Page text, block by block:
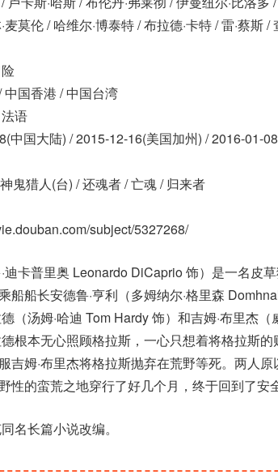
麦莫伦 / 哈维尔·博泰特 / 布拉德·卡特 / 雷·蔡斯 /
中国香港 / 中国台湾
语
中国大陆) / 2015-12-16(美国加州) / 2016-01-
鬼猎人(台) / 还魂者 / 亡魂 / 归来者
subject/5327268/
迪卡普里奥 Leonardo DiCaprio 饰）是一名皮
船船长安德鲁·亨利（多姆纳尔·格里森
（汤姆·哈迪 Tom Hardy 饰）和吉姆·布里杰
根本无心照顾格拉斯，一心只想着将格拉斯
吉姆·布里杰将格拉斯抛弃在荒野等死。两人
性的蛮荒之地穿行了好几个月，终于回到了安
名长篇小说改编。